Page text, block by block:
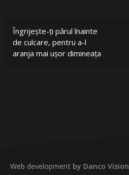
Îngrijește-ți părul înainte
de culcare, pentru a-l
aranja mai ușor dimineața
Web development by Danco Vision